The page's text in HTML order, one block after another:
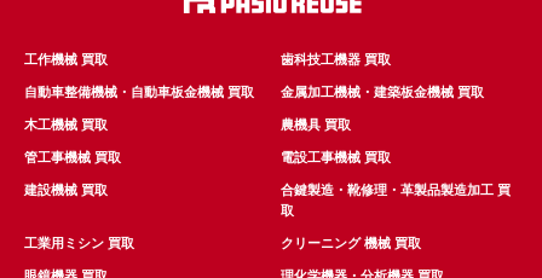
工作機械 買取 歯科技工機器 買取
自動車整備機械・自動車板金機械 買取 金属加工機械・建築板金機械 買取
木工機械 買取 農機具 買取
管工事機械 買取 電設工事機械 買取
建設機械 買取
合鍵製造・靴修理・革製品製造加工 買
取
工業用ミシン 買取 クリーニング 機械 買取